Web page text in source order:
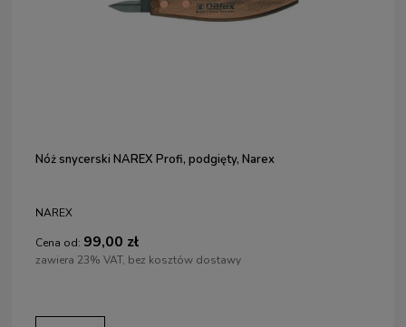
Nóż snycerski NAREX Profi, podgięty, Narex
NAREX
Cena od: 99,00 zł
zawiera 23% VAT, bez kosztów dostawy